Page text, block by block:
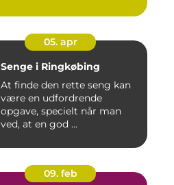
05. apr
Senge i Ringkøbing
At finde den rette seng kan
være en udfordrende
opgave, specielt når man
ved, at en god ...
09. feb